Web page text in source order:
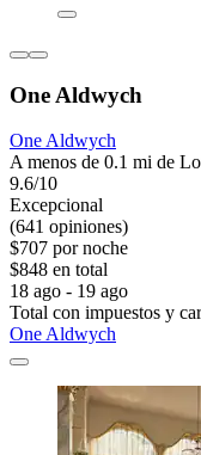
One Aldwych
One Aldwych
A menos de 0.1 mi de
9.6/10
Excepcional
(641 opiniones)
$707 por noche
$848 en total
18 ago - 19 ago
Total con impuestos y
One Aldwych